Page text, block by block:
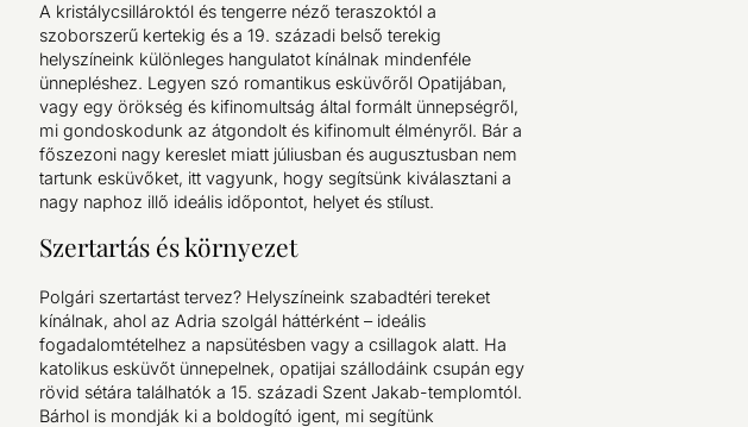
A kristálycsillároktól és tengerre néző teraszoktól a
szoborszerű kertekig és a 19. századi belső terekig
helyszíneink különleges hangulatot kínálnak mindenféle
ünnepléshez. Legyen szó romantikus esküvőről Opatijában,
vagy egy örökség és kifinomultság által formált ünnepségről,
mi gondoskodunk az átgondolt és kifinomult élményről. Bár a
főszezoni nagy kereslet miatt júliusban és augusztusban nem
tartunk esküvőket, itt vagyunk, hogy segítsünk kiválasztani a
nagy naphoz illő ideális időpontot, helyet és stílust.
Szertartás és környezet
Polgári szertartást tervez? Helyszíneink szabadtéri tereket
kínálnak, ahol az Adria szolgál háttérként – ideális
fogadalomtételhez a napsütésben vagy a csillagok alatt. Ha
katolikus esküvőt ünnepelnek, opatijai szállodáink csupán egy
rövid sétára találhatók a 15. századi Szent Jakab-templomtól.
Bárhol is mondják ki a boldogító igent, mi segítünk